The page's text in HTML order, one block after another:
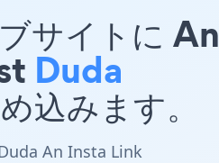
サイトに An
Duda
みます。
An Insta Link